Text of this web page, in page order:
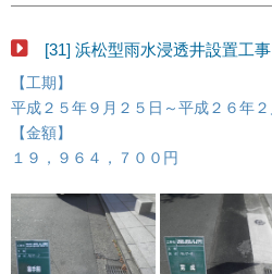
[31] 浜松型雨水浸透井設置工事
【工期】
平成２５年９月２５日～平成２６年２
【金額】
１９，９６４，７００円